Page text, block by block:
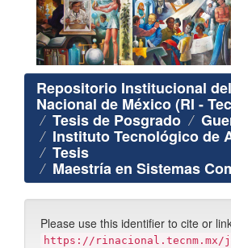
Repositorio Institucional
Nacional de México (RI -
Tesis de Posgrado
Instituto Tecnológico de
Tesis
Maestría en Sistemas
Please use this identifier to cite or
https://rinacional.tecnm.mx/